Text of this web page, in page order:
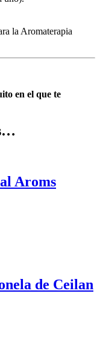
la Aromaterapia
en el que te
Aroms
de Ceilan